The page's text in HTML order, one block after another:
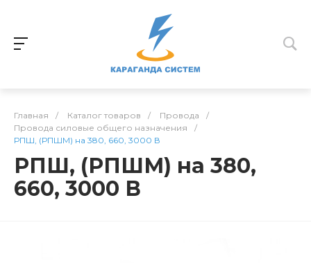
Главная / Каталог товаров / Провода
/
Провода силовые общего назначения
/
РПШ, (РПШМ) на 380, 660, 3000 В
РПШ, (РПШМ) на 380,
660, 3000 В